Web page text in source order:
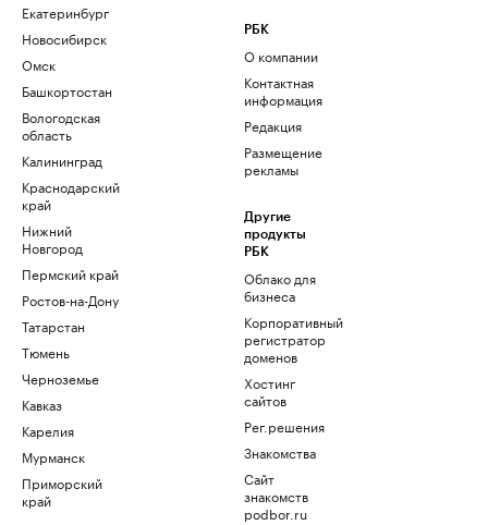
Екатеринбург
Новосибирск
Омск
Башкортостан
Вологодская
область
Калининград
Краснодарский
край
Нижний
Новгород
Пермский край
Ростов-на-Дону
Татарстан
Тюмень
Черноземье
Кавказ
Карелия
Мурманск
Приморский
край
РБК
О компании
Контактная
информация
Редакция
Размещение
рекламы
Другие
продукты
РБК
Облако для
бизнеса
Корпоративный
регистратор
доменов
Хостинг
сайтов
Рег.решения
Знакомства
Сайт
знакомств
podbor.ru